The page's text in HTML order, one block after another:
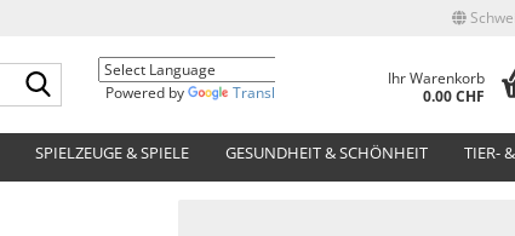
Suche...
Powered by
Translate
Ihr Warenkorb
0.00 CHF
SPIELZEUGE & SPIELE GESUNDHEIT & SCHÖNHEIT TIER-